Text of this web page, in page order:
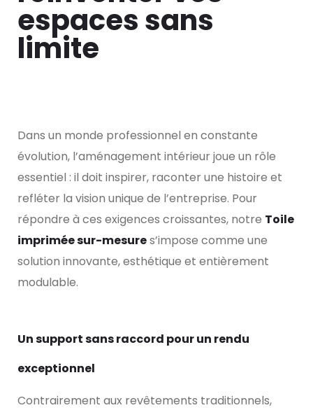
espaces sans
limite
Dans un monde professionnel en constante
évolution, l’aménagement intérieur joue un rôle
essentiel : il doit inspirer, raconter une histoire et
refléter la vision unique de l’entreprise. Pour
répondre à ces exigences croissantes, notre Toile
imprimée sur-mesures’impose comme une
solution innovante, esthétique et entièrement
modulable.
Un support sans raccord pour un rendu
exceptionnel
Contrairement aux revêtements traditionnels,